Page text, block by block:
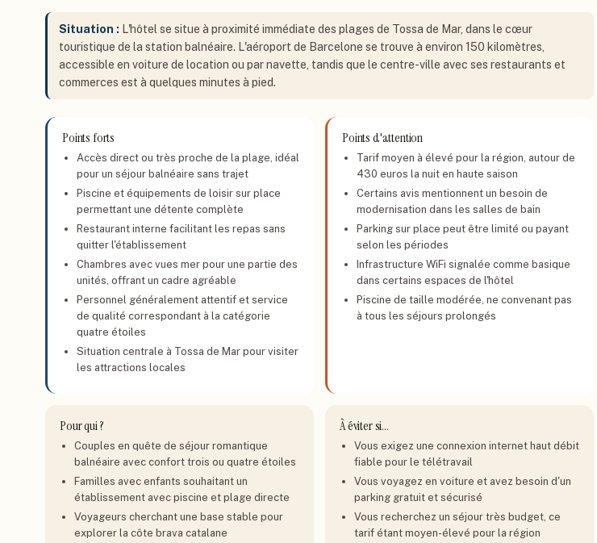
Situation : L'hôtel se situe à proximité immédiate des plages de Tossa de Mar, dans le cœur
touristique de la station balnéaire. L'aéroport de Barcelone se trouve à environ 150 kilomètres,
accessible en voiture de location ou par navette, tandis que le centre-ville avec ses restaurants et
commerces est à quelques minutes à pied.
Points forts
Accès direct ou très proche de la plage, idéal
pour un séjour balnéaire sans trajet
Piscine et équipements de loisir sur place
permettant une détente complète
Restaurant interne facilitant les repas sans
quitter l'établissement
Chambres avec vues mer pour une partie des
unités, offrant un cadre agréable
Personnel généralement attentif et service
de qualité correspondant à la catégorie
quatre étoiles
Situation centrale à Tossa de Mar pour visiter
les attractions locales
Points d'attention
Tarif moyen à élevé pour la région, autour de
430 euros la nuit en haute saison
Certains avis mentionnent un besoin de
modernisation dans les salles de bain
Parking sur place peut être limité ou payant
selon les périodes
Infrastructure WiFi signalée comme basique
dans certains espaces de l'hôtel
Piscine de taille modérée, ne convenant pas
à tous les séjours prolongés
Pour qui ?
Couples en quête de séjour romantique
balnéaire avec confort trois ou quatre étoiles
Familles avec enfants souhaitant un
établissement avec piscine et plage directe
Voyageurs cherchant une base stable pour
explorer la côte brava catalane
À éviter si…
Vous exigez une connexion internet haut débit
fiable pour le télétravail
Vous voyagez en voiture et avez besoin d'un
parking gratuit et sécurisé
Vous recherchez un séjour très budget, ce
tarif étant moyen-élevé pour la région